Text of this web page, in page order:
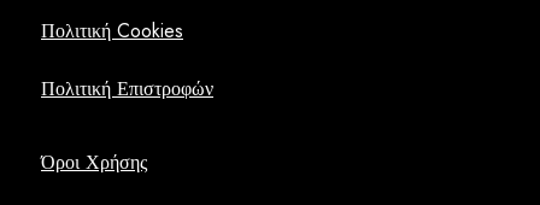
Πολιτική Cookies
Πολιτική Επιστροφών
Όροι Χρήσης